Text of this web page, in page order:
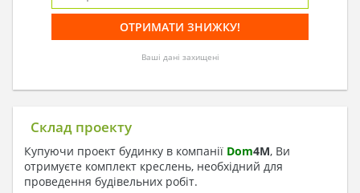
Ваші дані захищені
Склад проекту
Купуючи проект будинку в компанії Dom4M, Ви
отримуєте комплект креслень, необхідний для
проведення будівельних робіт.